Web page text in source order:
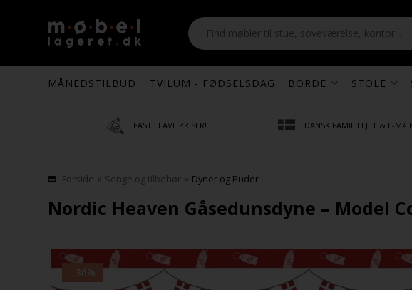
MÅNEDSTILBUD TVILUM - FØDSELSDAG BORDE STOLE
FASTE LAVE PRISER! DANSK FAMILIEEJET & E-
Forside » Senge og tilbehør » Dyner og Puder
Nordic Heaven Gåsedunsdyne – Model
- 36%